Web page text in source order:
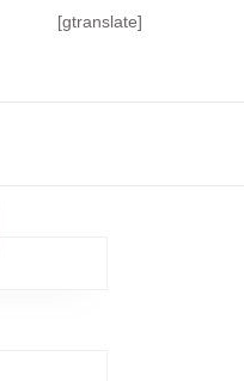
[gtranslate]